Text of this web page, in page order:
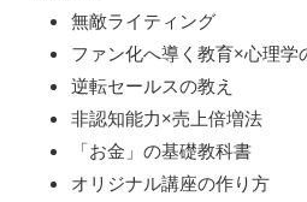
無敵ライティング
ファン化へ導く教育×心理学
逆転セールスの教え
非認知能力×売上倍増法
「お金」の基礎教科書
オリジナル講座の作り方